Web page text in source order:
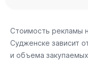
Стоимость рекламы
Судженске зависит
и объема